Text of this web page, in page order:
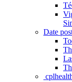
Date